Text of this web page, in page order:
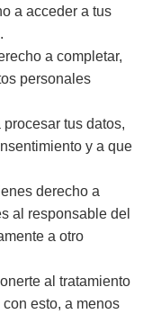
a acceder a tus
a completar,
personales
tus datos,
y a que
derecho a
al responsable del
a otro
al tratamiento
esto, a menos